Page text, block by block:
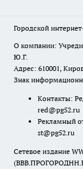
Городской
О компании:
Ю.Г.
Адрес: 610001,
Знак
Контакты:
red@pg52.ru
Рекламный
st@pg52.ru
Сетевое издание